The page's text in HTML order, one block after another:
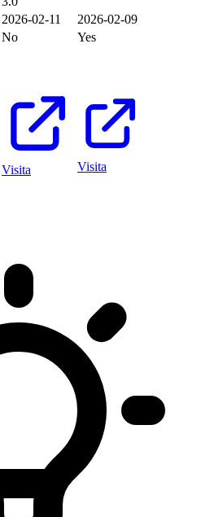
2026-02-11
2026-02-09
No Yes
Visita Visita